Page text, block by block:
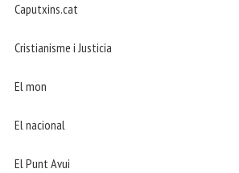
Caputxins.cat
Cristianisme i Justicia
El mon
El nacional
El Punt Avui